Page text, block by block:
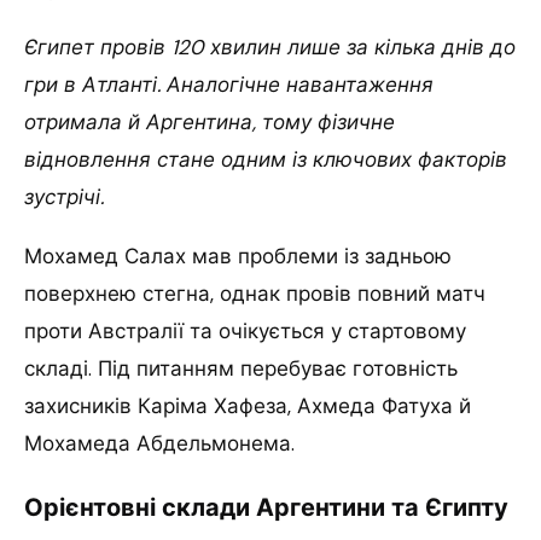
Єгипет провів 120 хвилин лише за кілька днів до
гри в Атланті. Аналогічне навантаження
отримала й Аргентина, тому фізичне
відновлення стане одним із ключових факторів
зустрічі.
Мохамед Салах мав проблеми із задньою
поверхнею стегна, однак провів повний матч
проти Австралії та очікується у стартовому
складі. Під питанням перебуває готовність
захисників Каріма Хафеза, Ахмеда Фатуха й
Мохамеда Абдельмонема.
Орієнтовні склади Аргентини та Єгипту